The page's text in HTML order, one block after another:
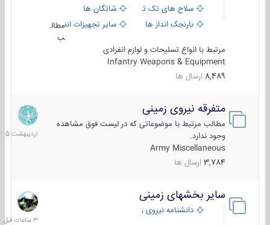
سلاح های تک تیر اندازیشاتگان ها
نارنجک انداز ها
سایر تجهیزات انفرادی
مطال
ب
مرتبط با انواع تسلیحات و لوازم انفرادی
Infantry Weapons & Equipment
8,489 ارسال ها
متفرقه نیروی زمینی
مطالب مرتبط با موضوعاتی که در لیست فوق مشاهده
وجود ندارد.
Army Miscellaneous
3,784 ارسال ها
27
1405
سایر بخشهای زمینی
دانشنامه نیروی زمینی
3
ساعات
قبل